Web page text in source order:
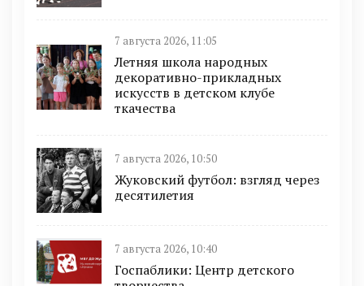
7 августа 2026, 11:05
Летняя школа народных
декоративно-прикладных
искусств в детском клубе
ткачества
7 августа 2026, 10:50
Жуковский футбол: взгляд через
десятилетия
7 августа 2026, 10:40
Госпаблики: Центр детского